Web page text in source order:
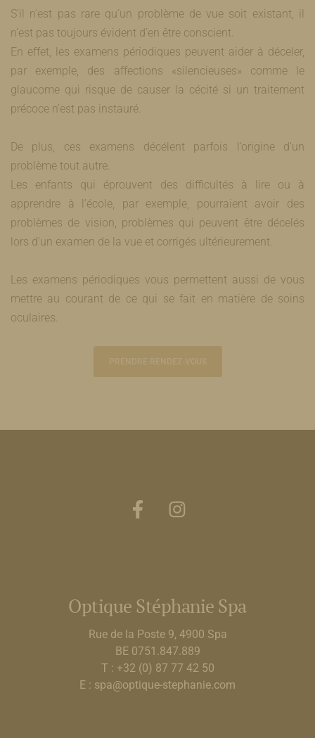
S’il n’est pas rare qu’un problème de vue soit existant, il
n’est pas toujours évident d’en être conscient.
En effet, les examens périodiques peuvent aider à déceler,
par exemple, des affections «silencieuses» comme le
glaucome qui risque de causer la cécité si un traitement
précoce n’est pas instauré.
De plus, ces examens décélent parfois l’origine d’un
problème tout autre.
Les enfants qui éprouvent des difficultés à lire ou à
apprendre à l’école, par exemple, pourraient avoir des
problèmes de vision, problèmes qui peuvent être décelés
lors d’un examen de la vue et corrigés ultérieurement.
Les examens périodiques vous permettent aussi de vous
mettre au courant de ce qui se fait en matière de soins
oculaires.
Optique Stéphanie Spa
Rue de la Poste 9, 4900 Spa
BE 0751.847.889
T : +32 (0) 87 77 42 50
E : spa@optique-stephanie.com